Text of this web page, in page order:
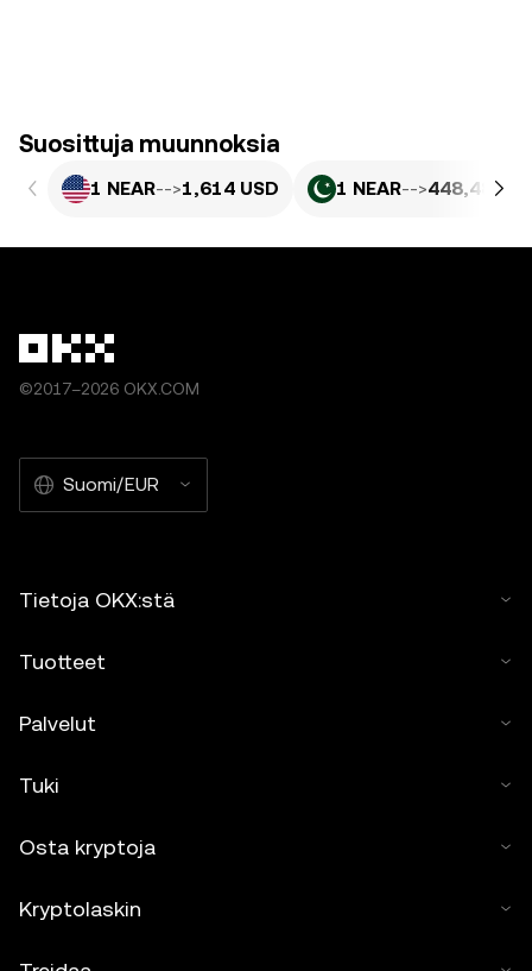
Suosittuja muunnoksia
1 NEAR-->1,614 USD 1 NEAR-->448,48
©2017–2026 OKX.COM
Suomi/EUR
Tietoja OKX:stä
Tuotteet
Palvelut
Tuki
Osta kryptoja
Kryptolaskin